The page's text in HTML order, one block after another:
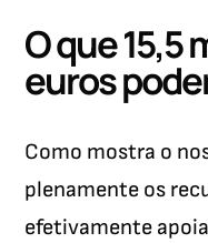
O que 15,5
euros
Como mostra o
plenamente os
efetivamente